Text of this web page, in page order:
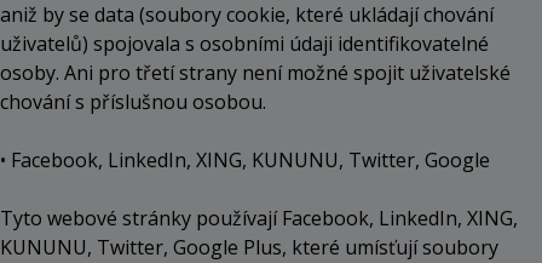
aniž by se data (soubory cookie, které ukládají chování
uživatelů) spojovala s osobními údaji identifikovatelné
osoby. Ani pro třetí strany není možné spojit uživatelské
chování s příslušnou osobou.
• Facebook, LinkedIn, XING, KUNUNU, Twitter, Google
Tyto webové stránky používají Facebook, LinkedIn, XING,
KUNUNU, Twitter, Google Plus, které umísťují soubory